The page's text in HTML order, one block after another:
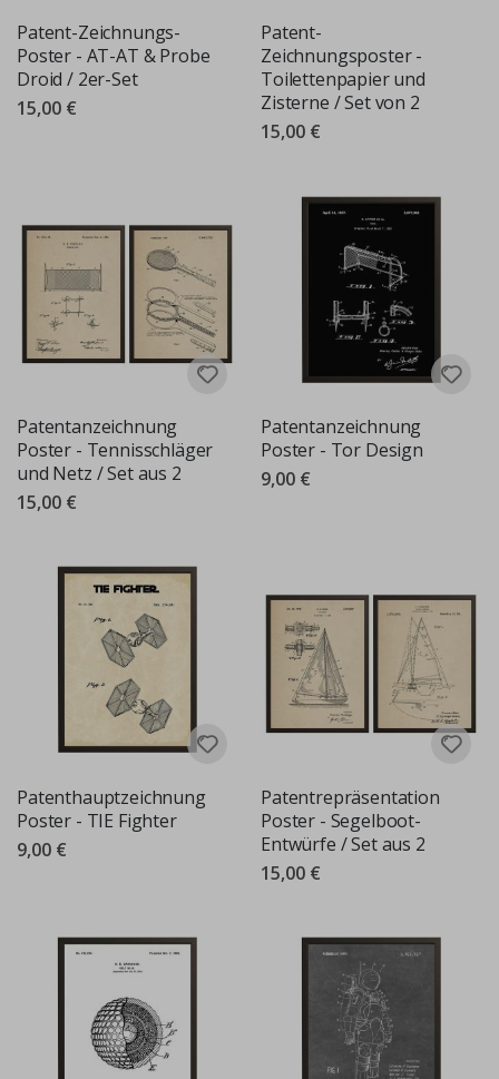
Patent-Zeichnungs-
Poster - AT-AT & Probe
Droid / 2er-Set
15,00 €
Patent-
Zeichnungsposter -
Toilettenpapier und
Zisterne / Set von 2
15,00 €
Patentanzeichnung
Poster - Tennisschläger
und Netz / Set aus 2
15,00 €
Patentanzeichnung
Poster - Tor Design
9,00 €
Patenthauptzeichnung
Poster - TIE Fighter
9,00 €
Patentrepräsentation
Poster - Segelboot-
Entwürfe / Set aus 2
15,00 €